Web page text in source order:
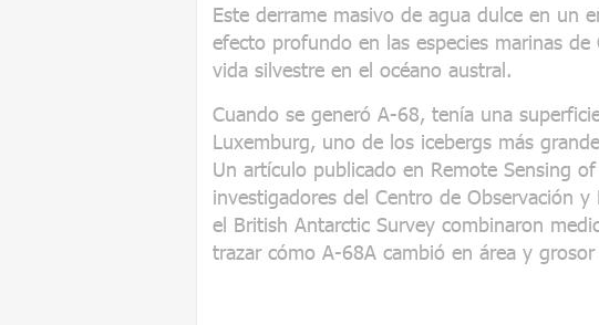
Este derrame masivo de agua dulce en un
efecto profundo en las especies marinas
vida silvestre en el océano austral.
Cuando se generó A-68, tenía una
Luxemburg, uno de los icebergs más
Un artículo publicado en Remote Sensing
investigadores del Centro de Observación
el British Antarctic Survey combinaron
trazar cómo A-68A cambió en área y